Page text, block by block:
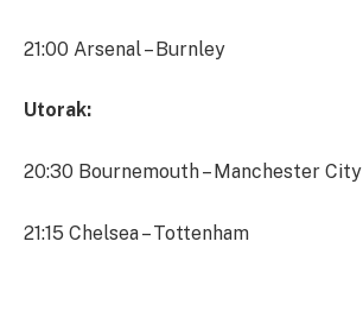
21:00 Arsenal – Burnley
Utorak:
20:30 Bournemouth – Manchester City
21:15 Chelsea – Tottenham